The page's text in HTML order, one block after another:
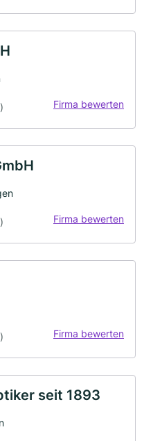
Firma bewerten
Firma bewerten
Firma bewerten
seit 1893